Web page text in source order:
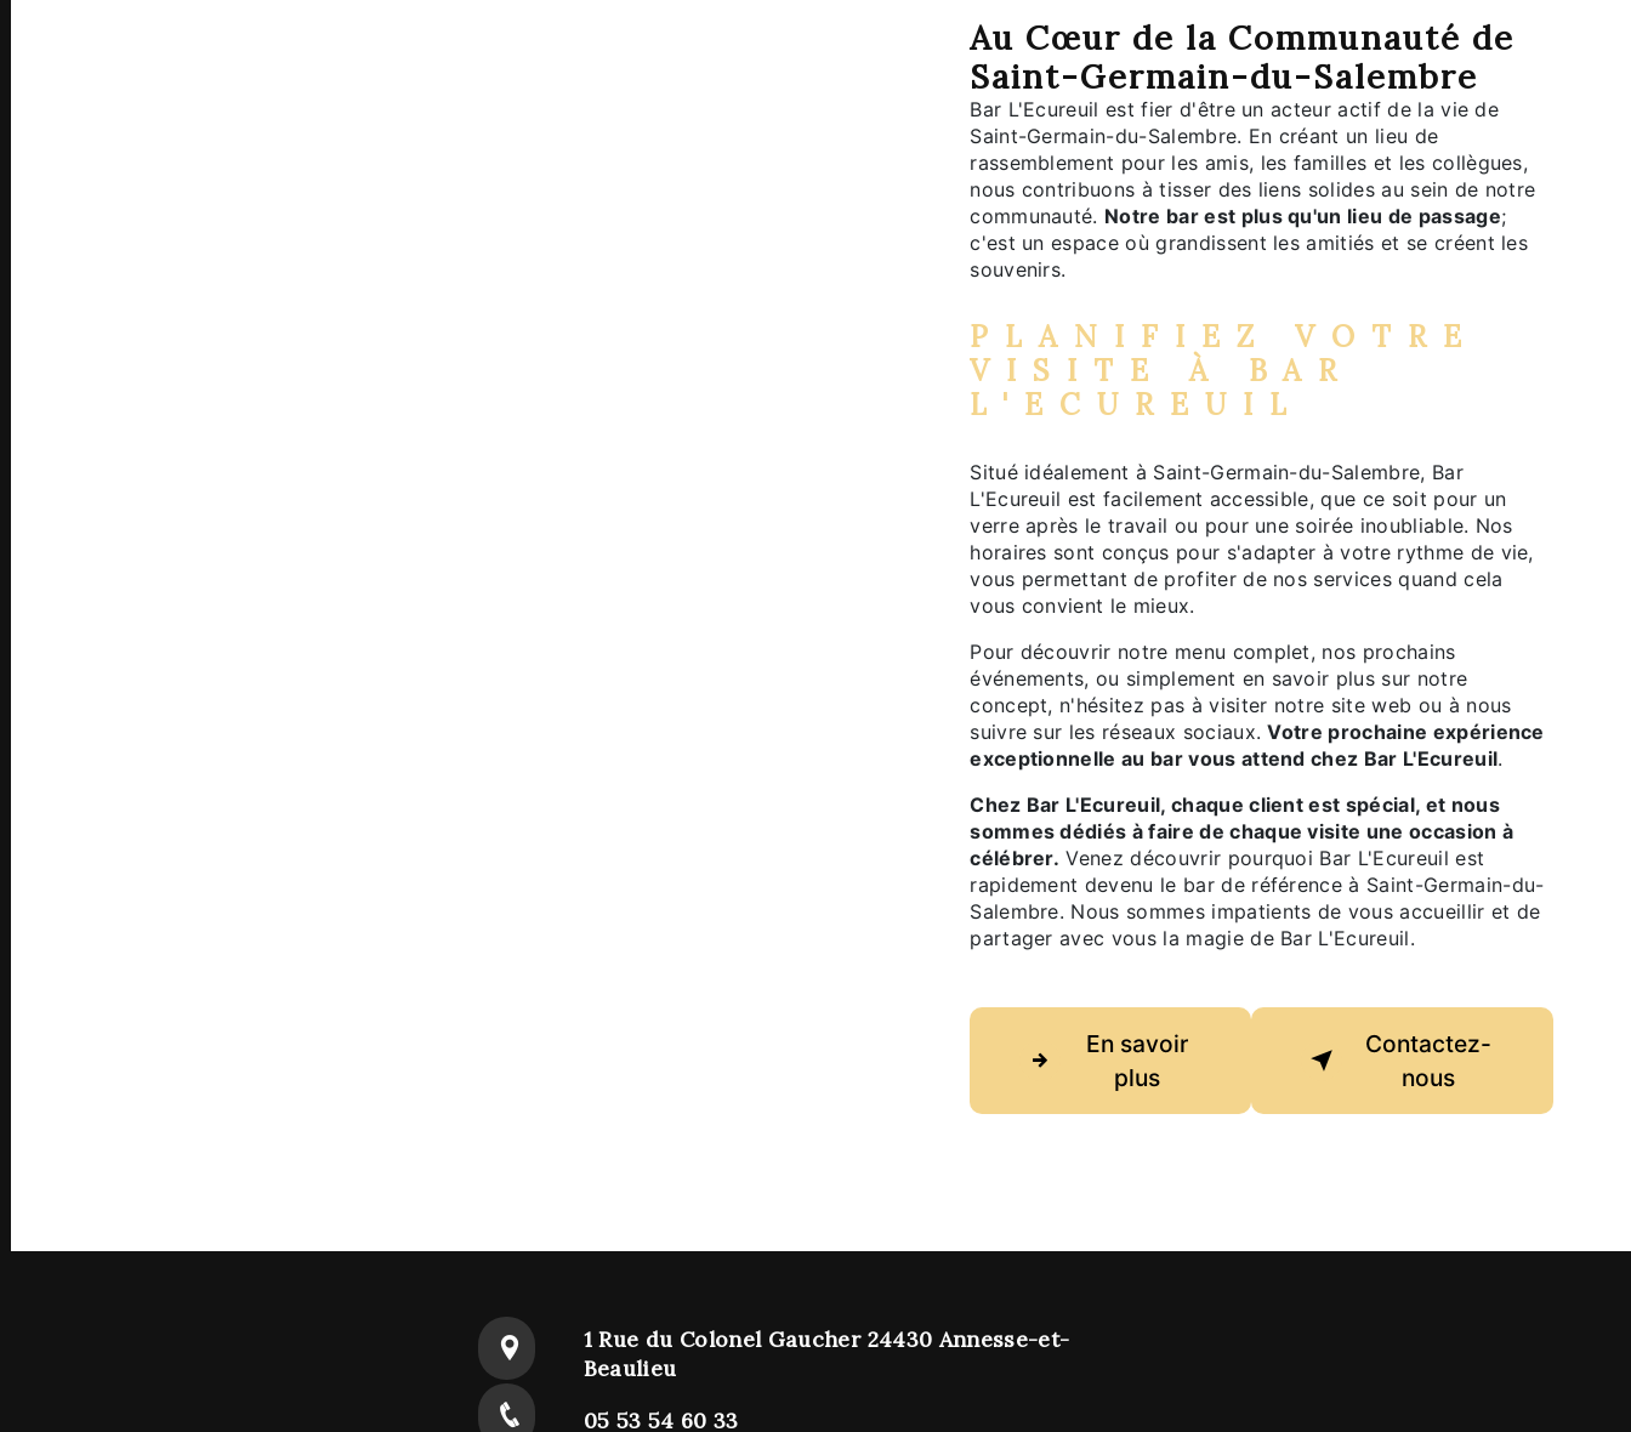
Au Cœur de la Communauté de
Saint-Germain-du-Salembre
Bar L'Ecureuil est fier d'être un acteur actif de la vie de
Saint-Germain-du-Salembre. En créant un lieu de
rassemblement pour les amis, les familles et les collègues,
nous contribuons à tisser des liens solides au sein de notre
communauté. Notre bar est plus qu'un lieu de passage;
c'est un espace où grandissent les amitiés et se créent les
souvenirs.
PLANIFIEZ VOTRE
VISITE À BAR
L'ECUREUIL
Situé idéalement à Saint-Germain-du-Salembre, Bar
L'Ecureuil est facilement accessible, que ce soit pour un
verre après le travail ou pour une soirée inoubliable. Nos
horaires sont conçus pour s'adapter à votre rythme de vie,
vous permettant de profiter de nos services quand cela
vous convient le mieux.
Pour découvrir notre menu complet, nos prochains
événements, ou simplement en savoir plus sur notre
concept, n'hésitez pas à visiter notre site web ou à nous
suivre sur les réseaux sociaux.Votre prochaine expérience
exceptionnelle au bar vous attend chez Bar L'Ecureuil.
Chez Bar L'Ecureuil, chaque client est spécial, et nous
sommes dédiés à faire de chaque visite une occasion à
célébrer. Venez découvrir pourquoi Bar L'Ecureuil est
rapidement devenu le bar de référence à Saint-Germain-du-
Salembre. Nous sommes impatients de vous accueillir et de
partager avec vous la magie de Bar L'Ecureuil.
En savoir
plus
Contactez-
nous
1 Rue du Colonel Gaucher 24430 Annesse-et-
Beaulieu
05 53 54 60 33